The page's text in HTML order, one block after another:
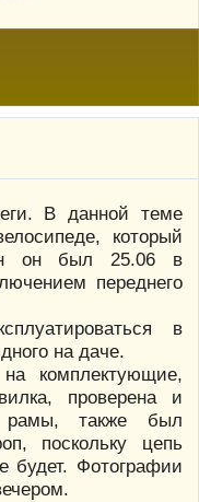
В данной теме
который
он был 25.06 в
переднего
в
на даче.
комплектующие,
проверена и
рамы, также был
поскольку цепь
будет. Фотографии